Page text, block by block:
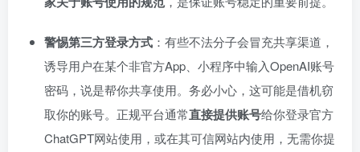
警惕第三方登录方式 ：有些不法分子会冒充共享渠道，
诱导用户在某个非官方App、小程序中输入OpenAI账号
密码，说是帮你共享使用。务必小心，这可能是借机窃
取你的账号。正规平台通常直接提供账号给你登录官方
ChatGPT网站使用，或在其可信网站内使用，无需你提